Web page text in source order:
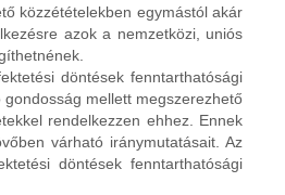
közzétételekben egymástól akár
azok a nemzetközi, uniós
döntések fenntarthatósági
mellett megszerezhető
rendelkezzen ehhez. Ennek
várható iránymutatásait. Az
döntések fenntarthatósági